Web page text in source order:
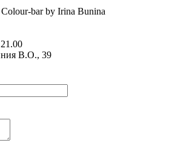
bar by Irina Bunina
В.О., 39